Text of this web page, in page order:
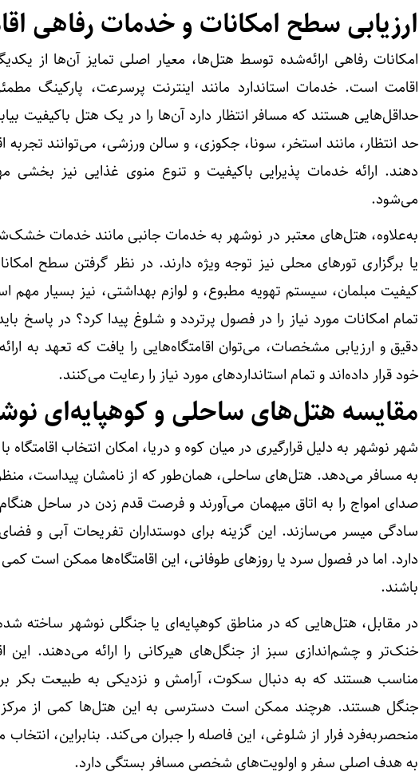
ارزیابی سطح امکانات و خدمات رفاهی
امکانات رفاهی ارائه‌شده توسط هتل‌ها، معیار اصلی تمایز آن‌ها از
اقامت است. خدمات استاندارد مانند اینترنت پرسرعت، پارکینگ
حداقل‌هایی هستند که مسافر انتظار دارد آن‌ها را در یک هتل باکیفیت
حد انتظار، مانند استخر، سونا، جکوزی، و سالن ورزشی، می‌توانند تجربه
دهند. ارائه خدمات پذیرایی باکیفیت و تنوع منوی غذایی نیز بخشی
می‌شود.
به‌علاوه، هتل‌های معتبر در نوشهر به خدمات جانبی مانند خدمات
یا برگزاری تورهای محلی نیز توجه ویژه دارند. در نظر گرفتن سطح
کیفیت مبلمان، سیستم تهویه مطبوع، و لوازم بهداشتی، نیز بسیار مهم
تمام امکانات مورد نیاز را در فصول پرتردد و شلوغ پیدا کرد؟ در
دقیق و ارزیابی مشخصات، می‌توان اقامتگاه‌هایی را یافت که تعهد به
خود قرار داده‌اند و تمام استانداردهای مورد نیاز را رعایت می‌کنند.
مقایسه هتل‌های ساحلی و کوهپایه‌ای
شهر نوشهر به دلیل قرارگیری در میان کوه و دریا، امکان انتخاب اقامتگاه
به مسافر می‌دهد. هتل‌های ساحلی، همان‌طور که از نامشان پیداست،
صدای امواج را به اتاق میهمان می‌آورند و فرصت قدم زدن در ساحل
سادگی میسر می‌سازند. این گزینه برای دوستداران تفریحات آبی و
دارد. اما در فصول سرد یا روزهای طوفانی، این اقامتگاه‌ها ممکن است
باشند.
در مقابل، هتل‌هایی که در مناطق کوهپایه‌ای یا جنگلی نوشهر ساخته
خنک‌تر و چشم‌اندازی سبز از جنگل‌های هیرکانی را ارائه می‌دهند. این
مناسب هستند که به دنبال سکوت، آرامش و نزدیکی به طبیعت بکر
جنگل هستند. هرچند ممکن است دسترسی به این هتل‌ها کمی از مرکز
منحصربه‌فرد فرار از شلوغی، این فاصله را جبران می‌کند. بنابراین، انتخاب
به هدف اصلی سفر و اولویت‌های شخصی مسافر بستگی دارد.